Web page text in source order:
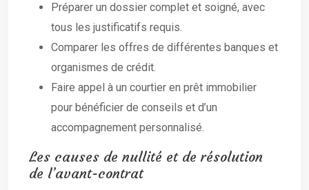
Préparer un dossier complet et soigné, avec
tous les justificatifs requis.
Comparer les offres de différentes banques et
organismes de crédit.
Faire appel à un courtier en prêt immobilier
pour bénéficier de conseils et d’un
accompagnement personnalisé.
Les causes de nullité et de résolution
de l’avant-contrat